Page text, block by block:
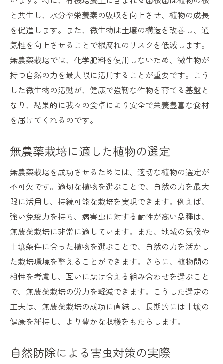
と共生し、水分や栄養素の吸収を向上させ、植物の成長
を促進します。また、微生物は土壌の構造を改善し、通
気性を向上させることで根腐れのリスクを低減します。
無農薬栽培では、化学肥料を使用しないため、微生物が
持つ自然の力を最大限に活用することが重要です。こう
した微生物の活動が、健康で強靭な作物を育てる基盤と
なり、結果的に我々の食卓により安全で栄養豊富な食材
を届けてくれるのです。
無農薬栽培に適した植物の選定
無農薬栽培を成功させるためには、適切な植物の選定が
不可欠です。適切な植物を選ぶことで、自然の力を最大
限に活用し、持続可能な栽培を実現できます。例えば、
強い免疫力を持ち、病害虫に対する耐性が高い品種は、
無農薬栽培に非常に適しています。また、地域の気候や
土壌条件に合った植物を選ぶことで、自然の力を活かし
た栽培環境を整えることができます。さらに、植物間の
相性を考慮し、互いに助け合える組み合わせを選ぶこと
で、無農薬栽培の労力を軽減できます。こうした選定の
工夫は、無農薬栽培の成功に直結し、長期的には土壌の
健康を維持し、より豊かな収穫をもたらします。
自然防除による害虫対策の実際